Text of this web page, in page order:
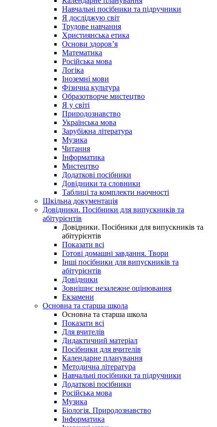
Навчальні посібники та підручники
Я досліджую світ
Трудове навчання
Християнська етика
Основи здоров’я
Математика
Російська мова
Логіка
Іноземні мови
Фізична культура
Образотворче мистецтво
Я у світі
Природознавство
Українська мова
Зарубіжна література
Музика
Читання
Інформатика
Мистецтво
Додаткові посібники
Довідники та словники
Таблиці та комплекти наочності
Шкільна документація
Довідники. Посібники для випускників та
абітурієнтів
Довідники. Посібники для випускників та
абітурієнтів
Показати всі
Готові домашні завдання. Твори
Інші посібники для випускників та
абітурієнтів
Довідники
Зовнішнє незалежне оцінювання
Екзамени
Основна та старша школа
Основна та старша школа
Показати всі
Для вчителів
Дидактичний матеріал
Посібники для вчителів
Календарне планування
Методична література
Навчальні посібники та підручники
Додаткові посібники
Російська мова
Музика
Біологія. Природознавство
Інформатика